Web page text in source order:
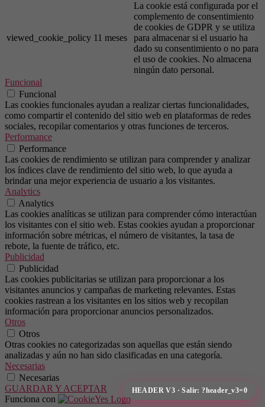
viewed_cookie_policy 11 meses
La cookie está configurada por el
complemento de consentimiento
de cookies de GDPR y se utiliza
para almacenar si el usuario ha
dado su consentimiento o no para
el uso de cookies. No almacena
ningún dato personal.
Funcional
Funcional
Las cookies funcionales ayudan a realizar ciertas funcionalidades,
como compartir el contenido del sitio web en plataformas de redes
sociales, recopilar comentarios y otras funciones de terceros.
Performance
Performance
Las cookies de rendimiento se utilizan para comprender y analizar
los índices clave de rendimiento del sitio web, lo que ayuda a
brindar una mejor experiencia de usuario a los visitantes.
Analytics
Analytics
Las cookies analíticas se utilizan para comprender cómo interactúan
los visitantes con el sitio web. Estas cookies ayudan a proporcionar
información sobre métricas, el número de visitantes, la tasa de
rebote, la fuente de tráfico, etc.
Publicidad
Publicidad
Las cookies publicitarias se utilizan para proporcionar a los
visitantes anuncios y campañas de marketing relevantes. Estas
cookies rastrean a los visitantes en los sitios web y recopilan
información para proporcionar anuncios personalizados.
Otros
Otros
Otras cookies no categorizadas son aquellas que están siendo
analizadas y aún no han sido clasificadas en una categoría.
Necesarias
Necesarias
GUARDAR Y ACEPTAR
Funciona con